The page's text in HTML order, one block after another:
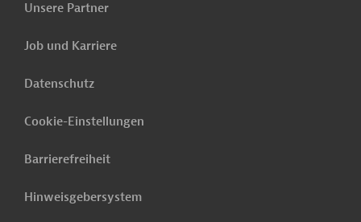
Unsere Partner
Job und Karriere
Datenschutz
Cookie-Einstellungen
Barrierefreiheit
Hinweisgebersystem